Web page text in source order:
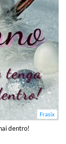
Frasix
dentro!